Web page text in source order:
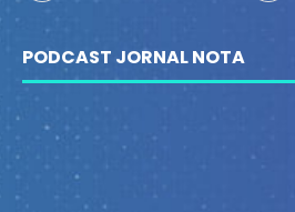
PODCAST JORNAL NOTA